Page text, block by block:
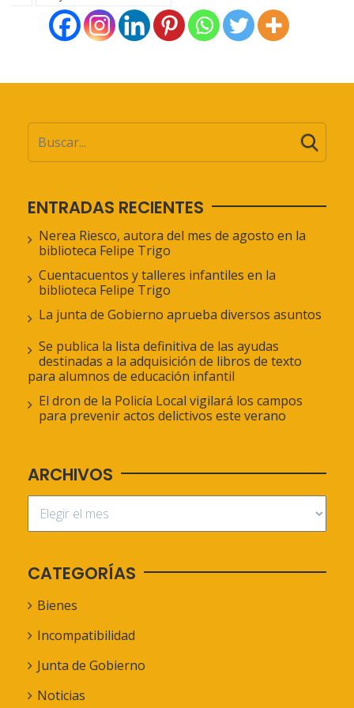
ENTRADAS RECIENTES
Nerea Riesco, autora del mes de agosto en la
biblioteca Felipe Trigo
Cuentacuentos y talleres infantiles en la
biblioteca Felipe Trigo
La junta de Gobierno aprueba diversos asuntos
Se publica la lista definitiva de las ayudas
destinadas a la adquisición de libros de texto
para alumnos de educación infantil
El dron de la Policía Local vigilará los campos
para prevenir actos delictivos este verano
ARCHIVOS
CATEGORÍAS
Bienes
Incompatibilidad
Junta de Gobierno
Noticias